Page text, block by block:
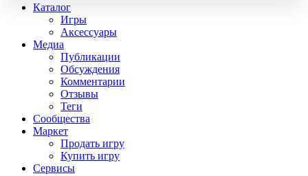
Каталог
Игры
Аксессуары
Медиа
Публикации
Обсуждения
Комментарии
Отзывы
Теги
Сообщества
Маркет
Продать игру
Купить игру
Сервисы